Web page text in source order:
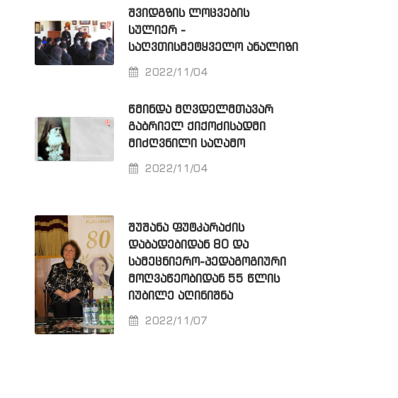
ᲨᲕᲘᲓᲒᲖᲘᲡ ᲚᲝᲪᲕᲔᲑᲘᲡ
ᲡᲣᲚᲘᲔᲠ -
ᲡᲐᲦᲕᲗᲘᲡᲛᲔᲢᲧᲕᲔᲚᲝ ᲐᲜᲐᲚᲘᲖᲘ
2022/11/04
ᲬᲛᲘᲜᲓᲐ ᲛᲦᲕᲓᲔᲚᲛᲗᲐᲕᲐᲠ
ᲒᲐᲑᲠᲘᲔᲚ ᲥᲘᲥᲝᲫᲘᲡᲐᲓᲛᲘ
ᲛᲘᲫᲦᲕᲜᲘᲚᲘ ᲡᲐᲦᲐᲛᲝ
2022/11/04
ᲨᲣᲨᲐᲜᲐ ᲤᲣᲢᲙᲐᲠᲐᲫᲘᲡ
ᲓᲐᲑᲐᲓᲔᲑᲘᲓᲐᲜ 80 ᲓᲐ
ᲡᲐᲛᲔᲪᲜᲘᲔᲠᲝ-ᲞᲔᲓᲐᲒᲝᲒᲘᲣᲠᲘ
ᲛᲝᲦᲕᲐᲬᲔᲝᲑᲘᲓᲐᲜ 55 ᲬᲚᲘᲡ
ᲘᲣᲑᲘᲚᲔ ᲐᲦᲘᲜᲘᲨᲜᲐ
2022/11/07